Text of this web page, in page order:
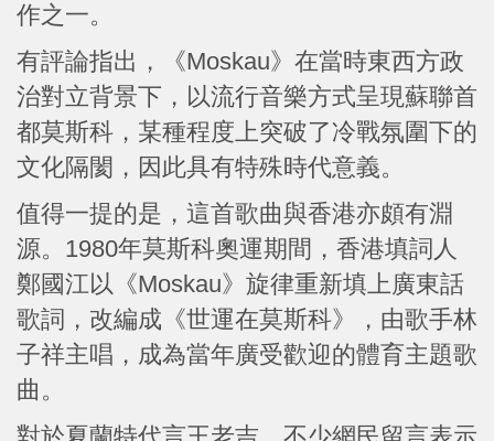
作之一。
有評論指出，《Moskau》在當時東西方政
治對立背景下，以流行音樂方式呈現蘇聯首
都莫斯科，某種程度上突破了冷戰氛圍下的
文化隔閡，因此具有特殊時代意義。
值得一提的是，這首歌曲與香港亦頗有淵
源。1980年莫斯科奧運期間，香港填詞人
鄭國江以《Moskau》旋律重新填上廣東話
歌詞，改編成《世運在莫斯科》，由歌手林
子祥主唱，成為當年廣受歡迎的體育主題歌
曲。